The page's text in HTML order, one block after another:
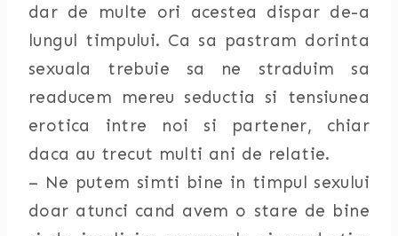
dar de multe ori acestea dispar de-a
lungul timpului. Ca sa pastram dorinta
sexuala trebuie sa ne straduim sa
readucem mereu seductia si tensiunea
erotica intre noi si partener, chiar
daca au trecut multi ani de relatie.
– Ne putem simti bine in timpul sexului
doar atunci cand avem o stare de bine